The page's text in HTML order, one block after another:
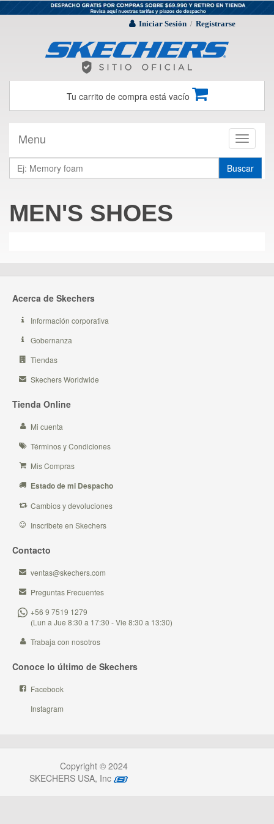
Iniciar Sesión / Registrarse
Tu carrito de compra está vacío
Toggle
Menu
Buscar
MEN'S SHOES
Acerca de Skechers
Información corporativa
Gobernanza
Tiendas
Skechers Worldwide
Tienda Online
Mi cuenta
Términos y Condiciones
Mis Compras
Estado de mi Despacho
Cambios y devoluciones
Inscribete en Skechers
Contacto
ventas@skechers.com
Preguntas Frecuentes
+56 9 7519 1279
(Lun a Jue 8:30 a 17:30 - Vie 8:30 a 13:30)
Trabaja con nosotros
Conoce lo último de Skechers
Facebook
Instagram
Copyright © 2024
SKECHERS USA, Inc